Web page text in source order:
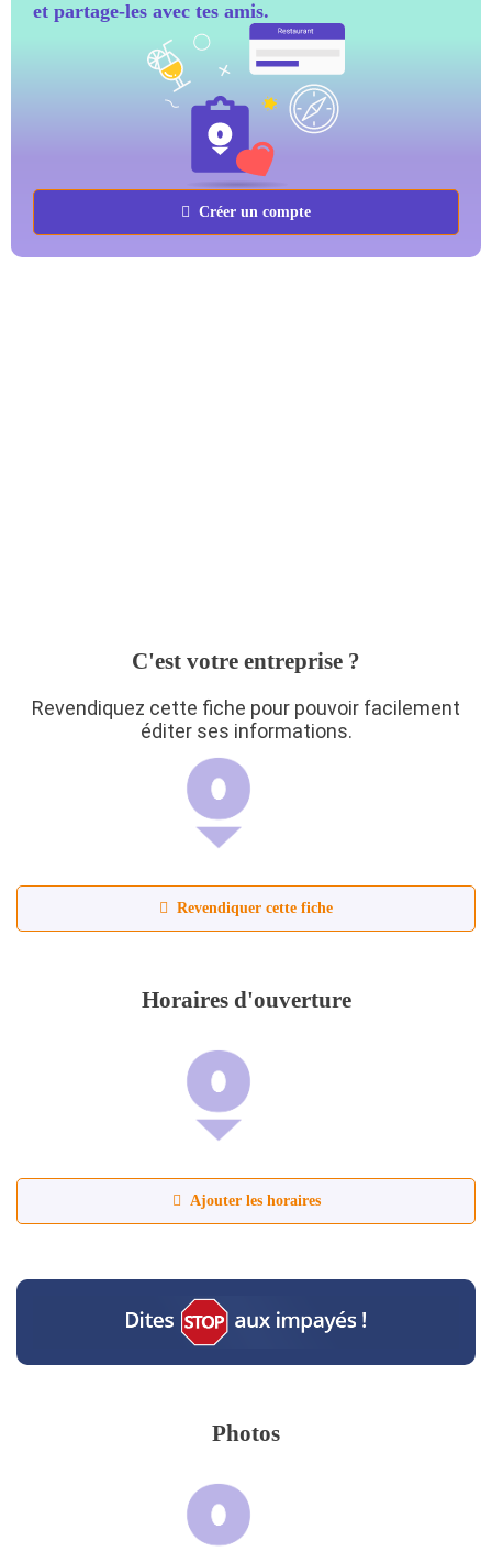
et partage-les avec tes amis.
Créer un compte
C'est votre entreprise ?
Revendiquez cette fiche pour pouvoir facilement
éditer ses informations.
Revendiquer cette fiche
Horaires d'ouverture
Ajouter les horaires
Photos